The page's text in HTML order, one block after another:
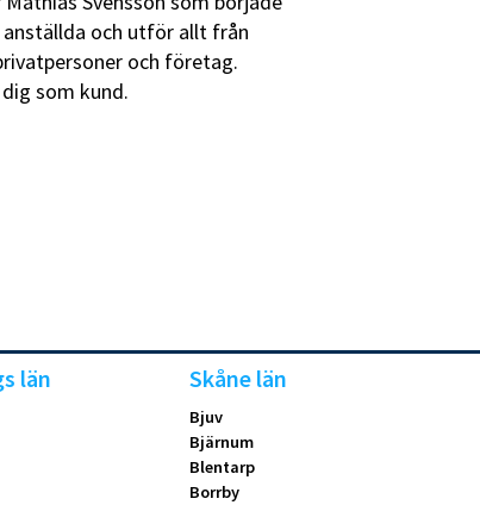
och utför allt från
och företag.
som kund.
län Skåne län
Bjuv
Bjärnum
Blentarp
Borrby